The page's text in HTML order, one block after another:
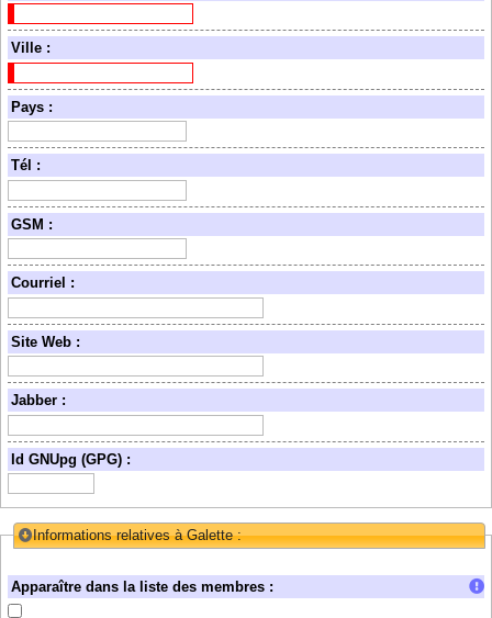
Ville :
Pays :
Tél :
GSM :
Courriel :
Site Web :
Jabber :
Id GNUpg (GPG) :
Collapse/Expand
Informations relatives à Galette :
Apparaître dans la liste des membres :